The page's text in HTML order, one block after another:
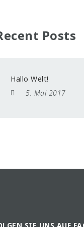
Posts
Hallo Welt!
5. Mai 2017